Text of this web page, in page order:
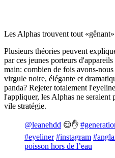
Les Alphas trouvent tout
Plusieurs théories peuvent
par ces jeunes porteurs
main: combien de fois avons-
virgule noire, élégante et
panda? Rejeter totalement
l'appliquer, les Alphas ne seraient
vile stratégie.
@leanehdd 😌✋
#eyeliner #instagram
poisson hors de l’eau